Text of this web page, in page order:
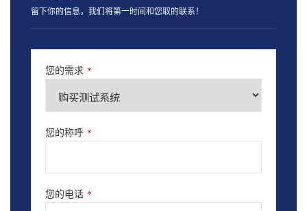
留下你的信息，我们将第一时间和您取的联系！
您的需求 *
您的称呼 *
您的电话 *